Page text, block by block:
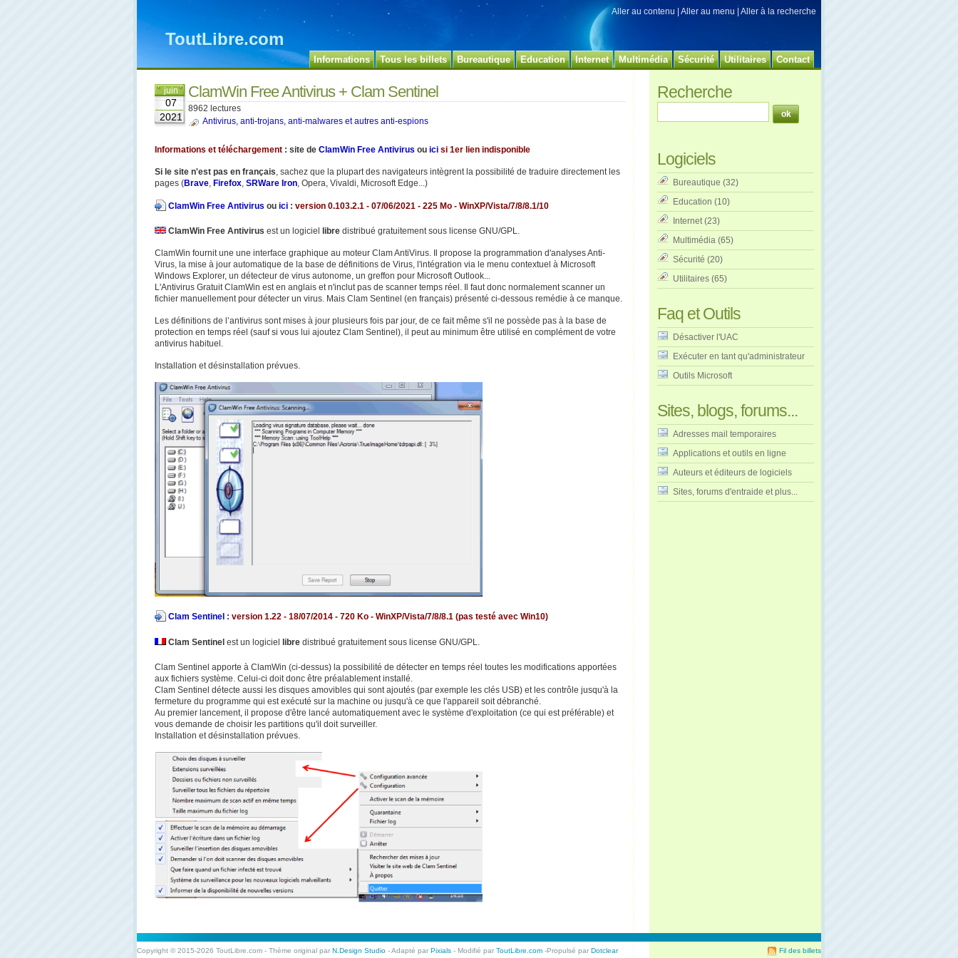
ToutLibre.com
Aller au contenu Aller au menu Aller à la recherche
Informations Tous les billets Bureautique Education Internet Multimédia Sécurité Utilitaires Contact
juin
07
2021
ClamWin Free Antivirus + Clam Sentinel
8962 lectures
Antivirus, anti-trojans, anti-malwares et autres anti-espions
Informations et téléchargement : site de ClamWin Free Antivirus ou ici si 1er lien indisponible
Si le site n'est pas en français, sachez que la plupart des navigateurs intègrent la possibilité de traduire directement les
pages (Brave, Firefox, SRWare Iron, Opera, Vivaldi, Microsoft Edge...)
ClamWin Free Antivirus ou ici : version 0.103.2.1 - 07/06/2021 - 225 Mo - WinXP/Vista/7/8/8.1/10
ClamWin Free Antivirus est un logiciel libre distribué gratuitement sous license GNU/GPL.
ClamWin fournit une une interface graphique au moteur Clam AntiVirus. Il propose la programmation d'analyses Anti-
Virus, la mise à jour automatique de la base de définitions de Virus, l'intégration via le menu contextuel à Microsoft
Windows Explorer, un détecteur de virus autonome, un greffon pour Microsoft Outlook...
L'Antivirus Gratuit ClamWin est en anglais et n'inclut pas de scanner temps réel. Il faut donc normalement scanner un
fichier manuellement pour détecter un virus. Mais Clam Sentinel (en français) présenté ci-dessous remédie à ce manque.
Les définitions de l’antivirus sont mises à jour plusieurs fois par jour, de ce fait même s'il ne possède pas à la base de
protection en temps réel (sauf si vous lui ajoutez Clam Sentinel), il peut au minimum être utilisé en complément de votre
antivirus habituel.
Installation et désinstallation prévues.
Clam Sentinel : version 1.22 - 18/07/2014 - 720 Ko - WinXP/Vista/7/8/8.1 (pas testé avec Win10)
Clam Sentinel est un logiciel libre distribué gratuitement sous license GNU/GPL.
Clam Sentinel apporte à ClamWin (ci-dessus) la possibilité de détecter en temps réel toutes les modifications apportées
aux fichiers système. Celui-ci doit donc être préalablement installé.
Clam Sentinel détecte aussi les disques amovibles qui sont ajoutés (par exemple les clés USB) et les contrôle jusqu'à la
fermeture du programme qui est exécuté sur la machine ou jusqu'à ce que l'appareil soit débranché.
Au premier lancement, il propose d'être lancé automatiquement avec le système d'exploitation (ce qui est préférable) et
vous demande de choisir les partitions qu'il doit surveiller.
Installation et désinstallation prévues.
Recherche
Logiciels
Bureautique (32)
Education (10)
Internet(23)
Multimédia (65)
Sécurité (20)
Utilitaires (65)
Faq et Outils
Désactiver l'UAC
Exécuter en tant qu'administrateur
Outils Microsoft
Sites, blogs, forums...
Adresses mail temporaires
Applications et outils en ligne
Auteurs et éditeurs de logiciels
Sites, forums d'entraide et plus...
Copyright © 2015-2026 ToutLibre.com - Thème original par N.Design Studio - Adapté par Pixials - Modifié par ToutLibre.com -Propulsé par Dotclear Fil des billets